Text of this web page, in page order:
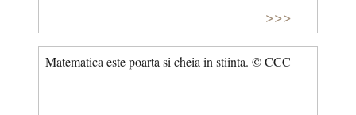
>>>
Matematica este poarta si cheia in stiinta. © CCC